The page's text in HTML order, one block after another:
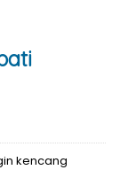
kencang